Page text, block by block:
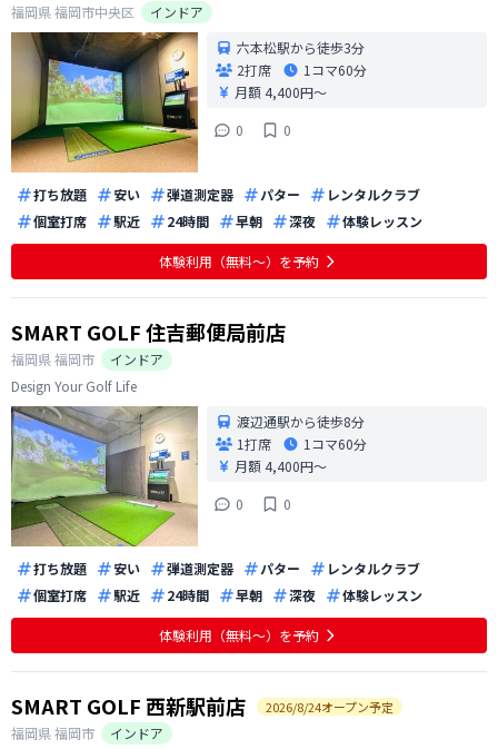
福岡県福岡市中央区
インドア
六本松駅から徒歩3分
2打席
1コマ60分
月額 4,400円〜
0
0
打ち放題 安い 弾道測定器 パター
レンタルクラブ
個室打席
駅近 24時間 早朝 深夜 体験レッスン
体験利用（無料〜）を予約
SMART GOLF 住吉郵便局前店
福岡県福岡市
インドア
Design Your Golf Life
渡辺通駅から徒歩8分
1打席
1コマ60分
月額 4,400円〜
0
0
打ち放題 安い 弾道測定器 パター
レンタルクラブ
個室打席
駅近 24時間 早朝 深夜 体験レッスン
体験利用（無料〜）を予約
SMART GOLF 西新駅前店 2026/8/24オープン予定
福岡県福岡市
インドア